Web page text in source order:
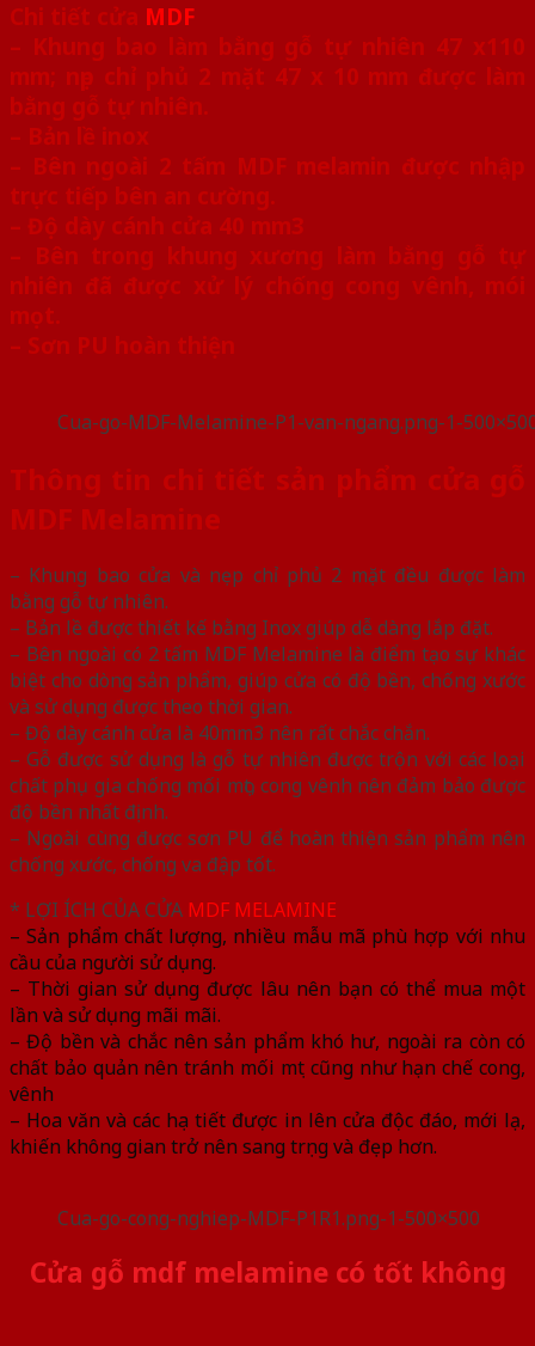
Chi tiết cửa MDF
– Khung bao làm bằng gỗ tự nhiên 47 x110
mm; nẹp chỉ phủ 2 mặt 47 x 10 mm được làm
bằng gỗ tự nhiên.
– Bản lề inox
– Bên ngoài 2 tấm MDF melamin được nhập
trực tiếp bên an cường.
– Độ dày cánh cửa 40 mm3
– Bên trong khung xương làm bằng gỗ tự
nhiên đã được xử lý chống cong vênh, mói
mọt.
– Sơn PU hoàn thiện
Cua-go-MDF-Melamine-P1-van-ngang.png-1-
Thông tin chi tiết sản phẩm cửa gỗ
MDF Melamine
– Khung bao cửa và nẹp chỉ phủ 2 mặt đều được làm
bằng gỗ tự nhiên.
– Bản lề được thiết kế bằng Inox giúp dễ dàng lắp đặt.
– Bên ngoài có 2 tấm MDF Melamine là điểm tạo sự khác
biệt cho dòng sản phẩm, giúp cửa có độ bền, chống xước
và sử dụng được theo thời gian.
– Độ dày cánh cửa là 40mm3 nên rất chắc chắn.
– Gỗ được sử dụng là gỗ tự nhiên được trộn với các loại
chất phụ gia chống mối mọt, cong vênh nên đảm bảo được
độ bền nhất định.
– Ngoài cùng được sơn PU để hoàn thiện sản phẩm nên
chống xước, chống va đập tốt.
* LỢI ÍCH CỦA CỬA MDF MELAMINE
– Sản phẩm chất lượng, nhiều mẫu mã phù hợp với nhu
cầu của người sử dụng.
– Thời gian sử dụng được lâu nên bạn có thể mua một
lần và sử dụng mãi mãi.
– Độ bền và chắc nên sản phẩm khó hư, ngoài ra còn có
chất bảo quản nên tránh mối mọt cũng như hạn chế cong,
vênh
– Hoa văn và các họa tiết được in lên cửa độc đáo, mới lạ,
khiến không gian trở nên sang trọng và đẹp hơn.
Cua-go-cong-nghiep-MDF-P1R1.png-1-500×500
Cửa gỗ mdf melamine có tốt không